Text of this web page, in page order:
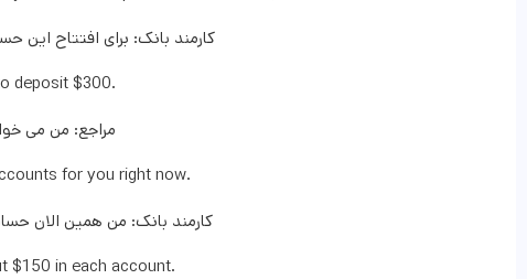
کارمند بانک: برای افتتاح این حساب ها باید
deposit $300.
مراجع: من می خواهم ۳۰۰ دلار
for you right now.
کارمند بانک: من همین الان
$150 in each account.